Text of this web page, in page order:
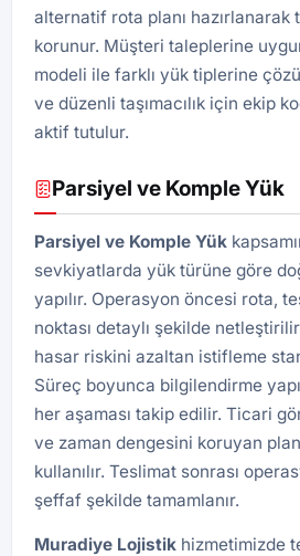
alternatif rota planı hazırlanarak
korunur. Müşteri taleplerine
modeli ile farklı yük tiplerine
ve düzenli taşımacılık için ekip
aktif tutulur.
Parsiyel ve Komple Yük
Parsiyel ve Komple Yük
sevkiyatlarda yük türüne göre
yapılır. Operasyon öncesi rota,
noktası detaylı şekilde
hasar riskini azaltan istifleme
Süreç boyunca bilgilendirme
her aşaması takip edilir. Ticari
ve zaman dengesini koruyan
kullanılır. Teslimat sonrası
şeffaf şekilde tamamlanır.
Muradiye Lojistik hizmetimizde